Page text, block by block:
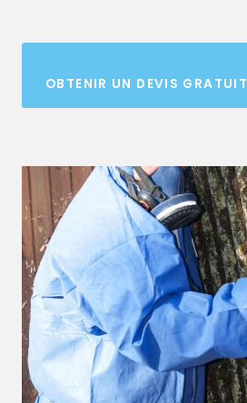
OBTENIR UN DEVIS GRATUIT